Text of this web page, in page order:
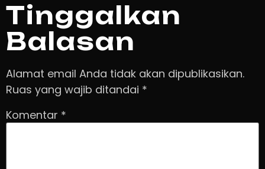
Tinggalkan
Balasan
Alamat email Anda tidak akan dipublikasikan.
Ruas yang wajib ditandai *
Komentar *